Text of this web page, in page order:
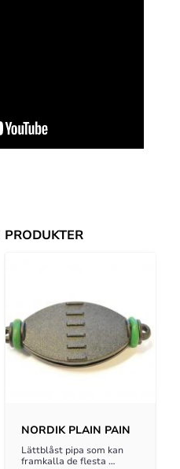
PRODUKTER
NORDIK PLAIN PAIN
Lättblåst pipa som kan
framkalla de flesta